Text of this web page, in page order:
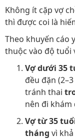
Không ít cặp vợ
thì được coi là
Theo khuyến cáo
thuộc vào độ tuổi
Vợ dưới 35
đều đặn
tránh thai
nên đi khám
Vợ từ 35
tháng vì